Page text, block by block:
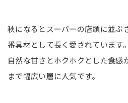
秋になるとスーパーの店頭に並ぶ
番具材として長く愛されています
自然な甘さとホクホクとした食感
まで幅広い層に人気です。